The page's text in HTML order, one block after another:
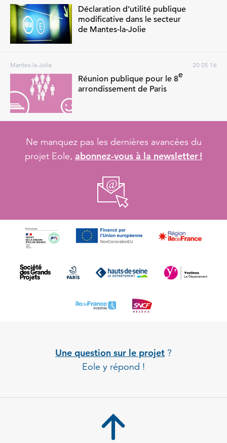
Déclaration d’utilité publique
modificative dans le secteur
de Mantes-la-Jolie
Mantes-la-Jolie 20 05 16
Réunion publique pour le 8e
arrondissement de Paris
Ne manquez pas les dernières avancées du
projet Eole, abonnez-vous à la newsletter !
Une question sur le projet ?
Eole y répond !